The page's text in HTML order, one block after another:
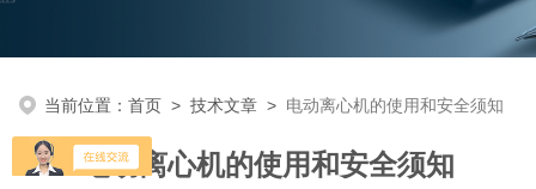
当前位置：首页 >技术文章 > 电动离心机的使用和安全须知
电动离心机的使用和安全须知